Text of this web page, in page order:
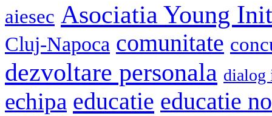
aiesec Asociatia Young
Cluj-Napoca comunitate
dezvoltare personala dialog
echipa educatie educatie